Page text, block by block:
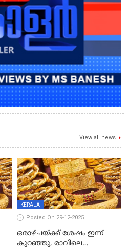
View all news
KERALA
Posted On 29-12-2025
ഒരാഴ്ചയ്ക്ക് ശേഷം ഇന്ന്
കുറഞ്ഞു, രാവിലെ